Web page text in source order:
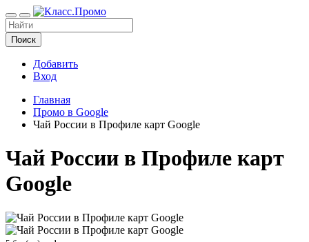
Поиск
Добавить
Вход
Главная
Промо в Google
Чай России в Профиле карт Google
Чай России в Профиле карт
Google